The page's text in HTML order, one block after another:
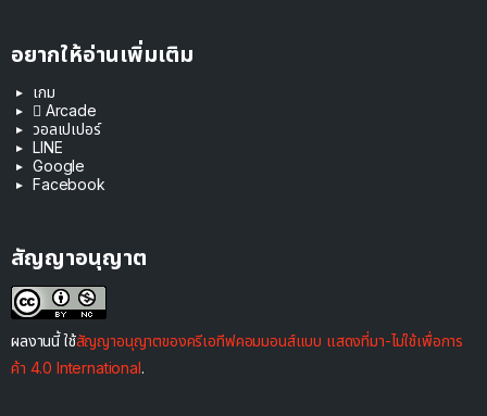
อยากให้อ่านเพิ่มเติม
เกม
 Arcade
วอลเปเปอร์
LINE
Google
Facebook
สัญญาอนุญาต
ผลงานนี้ ใช้สัญญาอนุญาตของครีเอทีฟคอมมอนส์แบบ แสดงที่มา-ไม่ใช้เพื่อการ
ค้า 4.0 International.